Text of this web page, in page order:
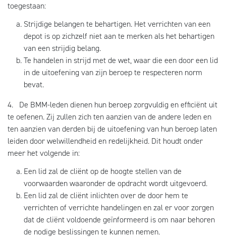
toegestaan:
Strijdige belangen te behartigen. Het verrichten van een
depot is op zichzelf niet aan te merken als het behartigen
van een strijdig belang.
Te handelen in strijd met de wet, waar die een door een lid
in de uitoefening van zijn beroep te respecteren norm
bevat.
4. De BMM-leden dienen hun beroep zorgvuldig en efficiënt uit
te oefenen. Zij zullen zich ten aanzien van de andere leden en
ten aanzien van derden bij de uitoefening van hun beroep laten
leiden door welwillendheid en redelijkheid. Dit houdt onder
meer het volgende in:
Een lid zal de cliënt op de hoogte stellen van de
voorwaarden waaronder de opdracht wordt uitgevoerd.
Een lid zal de cliënt inlichten over de door hem te
verrichten of verrichte handelingen en zal er voor zorgen
dat de cliënt voldoende geïnformeerd is om naar behoren
de nodige beslissingen te kunnen nemen.